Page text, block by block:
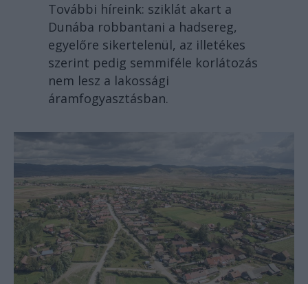
További híreink: sziklát akart a
Dunába robbantani a hadsereg,
egyelőre sikertelenül, az illetékes
szerint pedig semmiféle korlátozás
nem lesz a lakossági
áramfogyasztásban.